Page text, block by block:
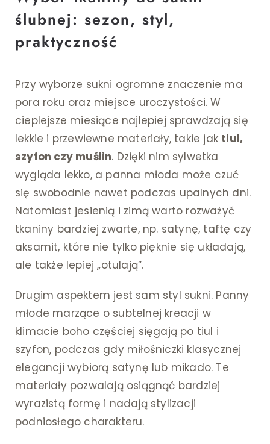
ślubnej: sezon, styl,
praktyczność
Przy wyborze sukni ogromne znaczenie ma
pora roku oraz miejsce uroczystości. W
cieplejsze miesiące najlepiej sprawdzają się
lekkie i przewiewne materiały, takie jak tiul,
szyfon czy muślin. Dzięki nim sylwetka
wygląda lekko, a panna młoda może czuć
się swobodnie nawet podczas upalnych dni.
Natomiast jesienią i zimą warto rozważyć
tkaniny bardziej zwarte, np. satynę, taftę czy
aksamit, które nie tylko pięknie się układają,
ale także lepiej „otulają”.
Drugim aspektem jest sam styl sukni. Panny
młode marzące o subtelnej kreacji w
klimacie boho częściej sięgają po tiul i
szyfon, podczas gdy miłośniczki klasycznej
elegancji wybiorą satynę lub mikado. Te
materiały pozwalają osiągnąć bardziej
wyrazistą formę i nadają stylizacji
podniosłego charakteru.